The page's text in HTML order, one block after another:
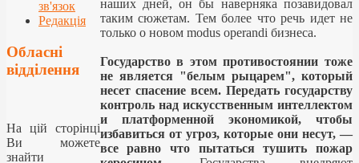
наших дней, он бы наверняка позавидовал
таким сюжетам. Тем более что речь идет не
только о новом modus operandi бизнеса.
Государство в этом противостоянии тоже
не является "белым рыцарем", который
несет спасение всем. Передать государству
контроль над искусственным интеллектом
и платформенной экономикой, чтобы
избавиться от угроз, которые они несут, —
все равно что пытаться тушить пожар
зв'язок
Редакція
Обласні
відділення
На цій сторінці
Ви можете
знайти